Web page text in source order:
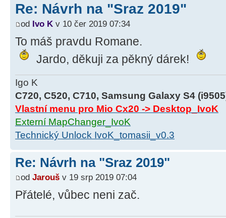
Re: Návrh na "Sraz 2019"
od Ivo K v 10 čer 2019 07:34
To máš pravdu Romane.
Jardo, děkuji za pěkný dárek!
Igo K
C720, C520, C710, Samsung Galaxy S4
Vlastní menu pro Mio Cx20 -> Desktop_IvoK
Externí MapChanger_IvoK
Technický Unlock IvoK_tomasii_v0.3
Re: Návrh na "Sraz 2019"
od Jarouš v 19 srp 2019 07:04
Přátelé, vůbec neni zač.